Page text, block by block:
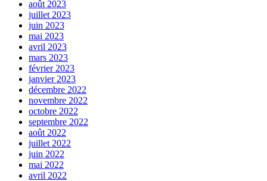
août 2023
juillet 2023
juin 2023
mai 2023
avril 2023
mars 2023
février 2023
janvier 2023
décembre 2022
novembre 2022
octobre 2022
septembre 2022
août 2022
juillet 2022
juin 2022
mai 2022
avril 2022